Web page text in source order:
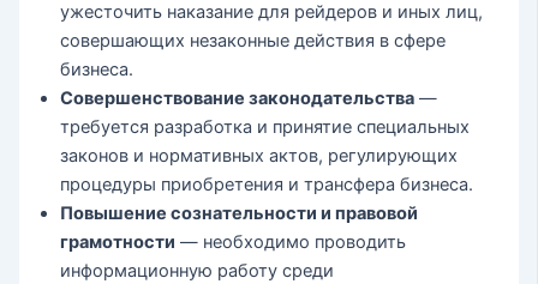
ужесточить наказание для рейдеров и иных лиц,
совершающих незаконные действия в сфере
бизнеса.
Совершенствование законодательства —
требуется разработка и принятие специальных
законов и нормативных актов, регулирующих
процедуры приобретения и трансфера бизнеса.
Повышение сознательности и правовой
грамотности — необходимо проводить
информационную работу среди